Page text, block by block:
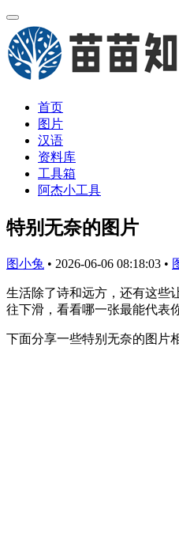
首页
图片
汉语
资料库
工具箱
阿杰小工具
特别无奈的图片
图小兔 • 2026-06-06 08:18:03 •
生活除了诗和远方，还有这些
往下滑，看看哪一张最能代表
下面分享一些特别无奈的图片